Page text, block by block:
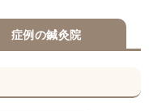
症例の鍼灸院